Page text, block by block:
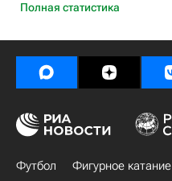
Полная статистика
Футбол Фигурное катание